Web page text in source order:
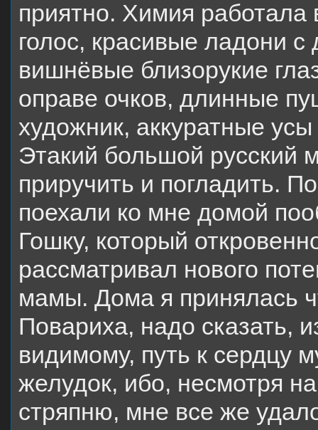
приятно. Химия
голос, красивые ладони
вишнёвые близорукие
оправе очков, длинные
художник, аккуратные
Этакий большой русский
приручить и погладить.
поехали ко мне домой
Гошку, который
рассматривал нового
мамы. Дома я принялась
Повариха, надо сказать,
видимому, путь к сердцу
желудок, ибо, несмотря
стряпню, мне все же